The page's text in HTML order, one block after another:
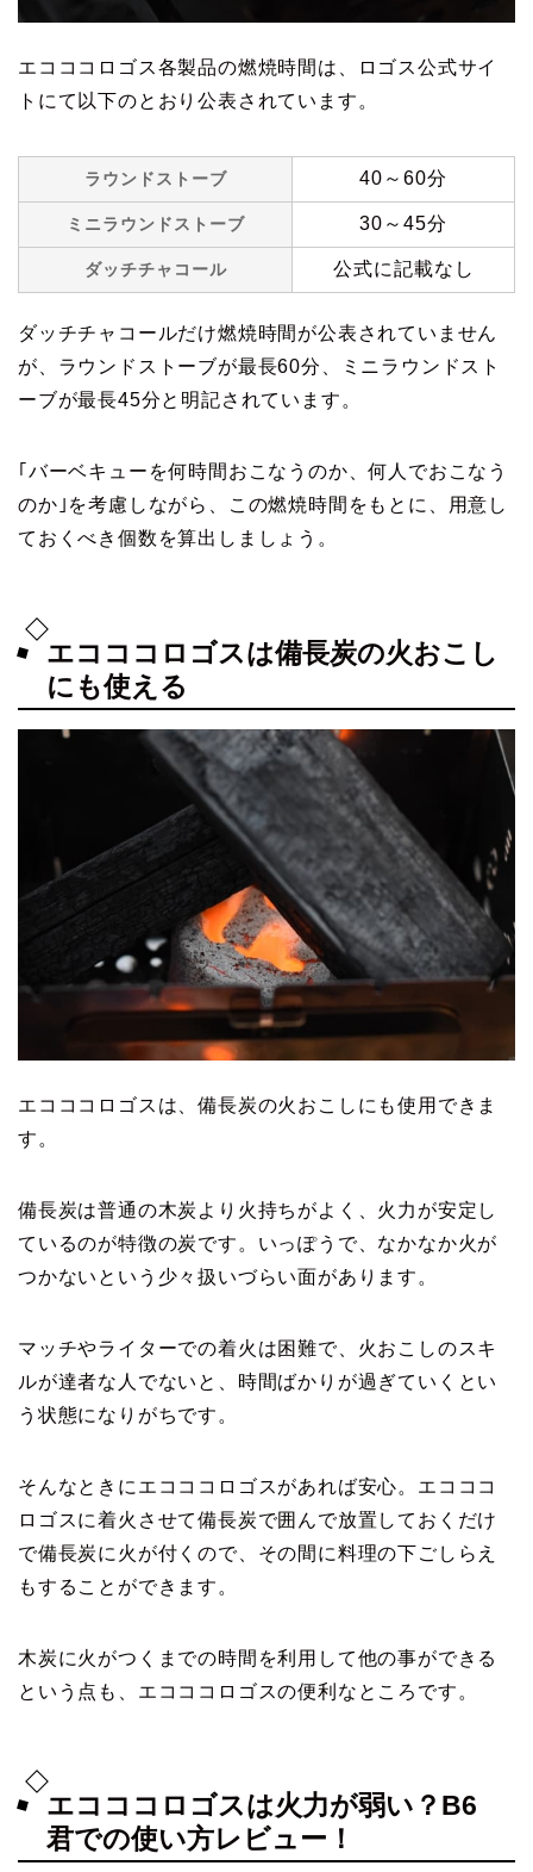
エコココロゴス各製品の燃焼時間は、ロゴス公式サイ
トにて以下のとおり公表されています。
ラウンドストーブ 40～60分
ミニラウンドストーブ 30～45分
ダッチチャコール 公式に記載なし
ダッチチャコールだけ燃焼時間が公表されていません
が、ラウンドストーブが最長60分、ミニラウンドスト
ーブが最長45分と明記されています。
｢バーベキューを何時間おこなうのか、何人でおこなう
のか｣を考慮しながら、この燃焼時間をもとに、用意し
ておくべき個数を算出しましょう。
エコココロゴスは備長炭の火おこし
にも使える
エコココロゴスは、備長炭の火おこしにも使用できま
す。
備長炭は普通の木炭より火持ちがよく、火力が安定し
ているのが特徴の炭です。いっぽうで、なかなか火が
つかないという少々扱いづらい面があります。
マッチやライターでの着火は困難で、火おこしのスキ
ルが達者な人でないと、時間ばかりが過ぎていくとい
う状態になりがちです。
そんなときにエコココロゴスがあれば安心。エコココ
ロゴスに着火させて備長炭で囲んで放置しておくだけ
で備長炭に火が付くので、その間に料理の下ごしらえ
もすることができます。
木炭に火がつくまでの時間を利用して他の事ができる
という点も、エコココロゴスの便利なところです。
エコココロゴスは火力が弱い？B6
君での使い方レビュー！